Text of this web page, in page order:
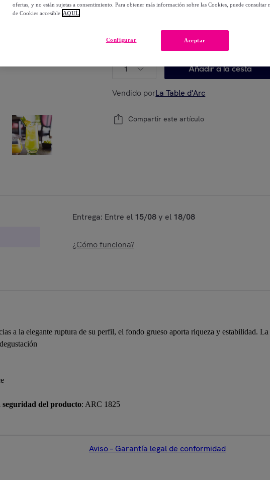
Modelo: 6 Vasos 45 cl Lima -
1 Añadir a la cesta
Vendido porLa Table d'Arc
Compartir este artículo
Entrega: Entre el 15/08y el 18/08
¿Cómo funciona?
a la elegante ruptura de su perfil, el fondo grueso aporta riqueza y estabilidad.
seguridad del producto: ARC 1825
Aviso – Garantía legal de conformidad
ofertas, y no están sujetas a consentimiento. Para obtener más información sobre las Cookies, puede consultar
de Cookies accesible AQUÍ.
Aceptar
Configurar